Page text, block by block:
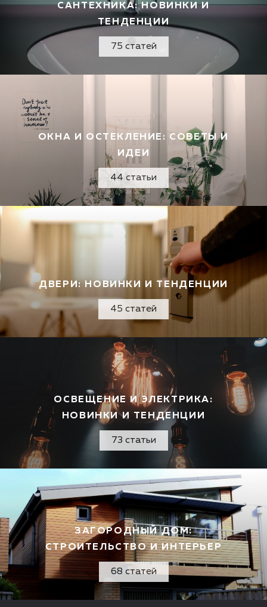
САНТЕХНИКА: НОВИНКИ И
ТЕНДЕНЦИИ
75 статей
ОКНА И ОСТЕКЛЕНИЕ: СОВЕТЫ И
ИДЕИ
44 статьи
ДВЕРИ: НОВИНКИ И ТЕНДЕНЦИИ
45 статей
ОСВЕЩЕНИЕ И ЭЛЕКТРИКА:
НОВИНКИ И ТЕНДЕНЦИИ
73 статьи
ЗАГОРОДНЫЙ ДОМ:
СТРОИТЕЛЬСТВО И ИНТЕРЬЕР
68 статей